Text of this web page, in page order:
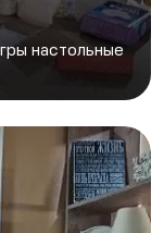
настольные